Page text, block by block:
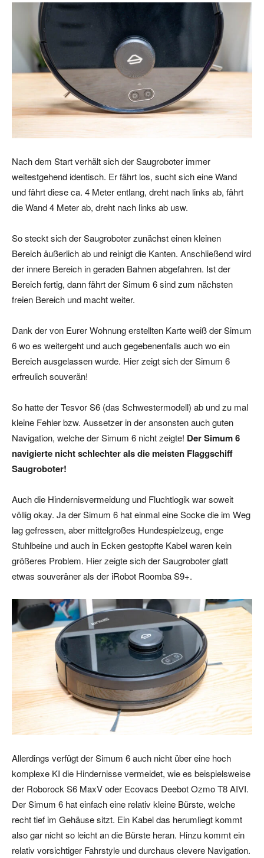
Nach dem Start verhält sich der Saugroboter immer
weitestgehend identisch. Er fährt los, sucht sich eine Wand
und fährt diese ca. 4 Meter entlang, dreht nach links ab, fährt
die Wand 4 Meter ab, dreht nach links ab usw.
So steckt sich der Saugroboter zunächst einen kleinen
Bereich äußerlich ab und reinigt die Kanten. Anschließend wird
der innere Bereich in geraden Bahnen abgefahren. Ist der
Bereich fertig, dann fährt der Simum 6 sind zum nächsten
freien Bereich und macht weiter.
Dank der von Eurer Wohnung erstellten Karte weiß der Simum
6 wo es weitergeht und auch gegebenenfalls auch wo ein
Bereich ausgelassen wurde. Hier zeigt sich der Simum 6
erfreulich souverän!
So hatte der Tesvor S6 (das Schwestermodell) ab und zu mal
kleine Fehler bzw. Aussetzer in der ansonsten auch guten
Navigation, welche der Simum 6 nicht zeigte! Der Simum 6
navigierte nicht schlechter als die meisten Flaggschiff
Saugroboter!
Auch die Hindernisvermeidung und Fluchtlogik war soweit
völlig okay. Ja der Simum 6 hat einmal eine Socke die im Weg
lag gefressen, aber mittelgroßes Hundespielzeug, enge
Stuhlbeine und auch in Ecken gestopfte Kabel waren kein
größeres Problem. Hier zeigte sich der Saugroboter glatt
etwas souveräner als der iRobot Roomba S9+.
Allerdings verfügt der Simum 6 auch nicht über eine hoch
komplexe KI die Hindernisse vermeidet, wie es beispielsweise
der Roborock S6 MaxV oder Ecovacs Deebot Ozmo T8 AIVI.
Der Simum 6 hat einfach eine relativ kleine Bürste, welche
recht tief im Gehäuse sitzt. Ein Kabel das herumliegt kommt
also gar nicht so leicht an die Bürste heran. Hinzu kommt ein
relativ vorsichtiger Fahrstyle und durchaus clevere Navigation.